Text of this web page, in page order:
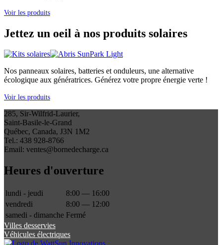
Voir les produits
Jettez un oeil à nos produits solaires
Nos panneaux solaires, batteries et onduleurs, une alternative
écologique aux génératrices. Générez votre propre énergie verte !
Voir les produits
285, Sir-Wilfrid-Laurier,
Saint-Basile-le-Grand
Québec, Canada, J3N 1M2
Tel.: 438 928-8766
Email: ventes@bornedecharge.ca
Heures d'ouverture
lundi - jeudi
8:00 — 16:00
vendredi
8:00 — 12:00
samedi - dimanche Fermé
Villes desservies
Véhicules électriques